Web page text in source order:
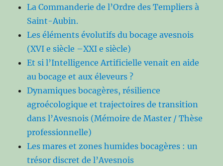
La Commanderie de l’Ordre des Templiers à
Saint-Aubin.
Les éléments évolutifs du bocage avesnois
(XVI e siècle –XXI e siècle)
Et si l’Intelligence Artificielle venait en aide
au bocage et aux éleveurs ?
Dynamiques bocagères, résilience
agroécologique et trajectoires de transition
dans l’Avesnois (Mémoire de Master / Thèse
professionnelle)
Les mares et zones humides bocagères : un
trésor discret de l’Avesnois